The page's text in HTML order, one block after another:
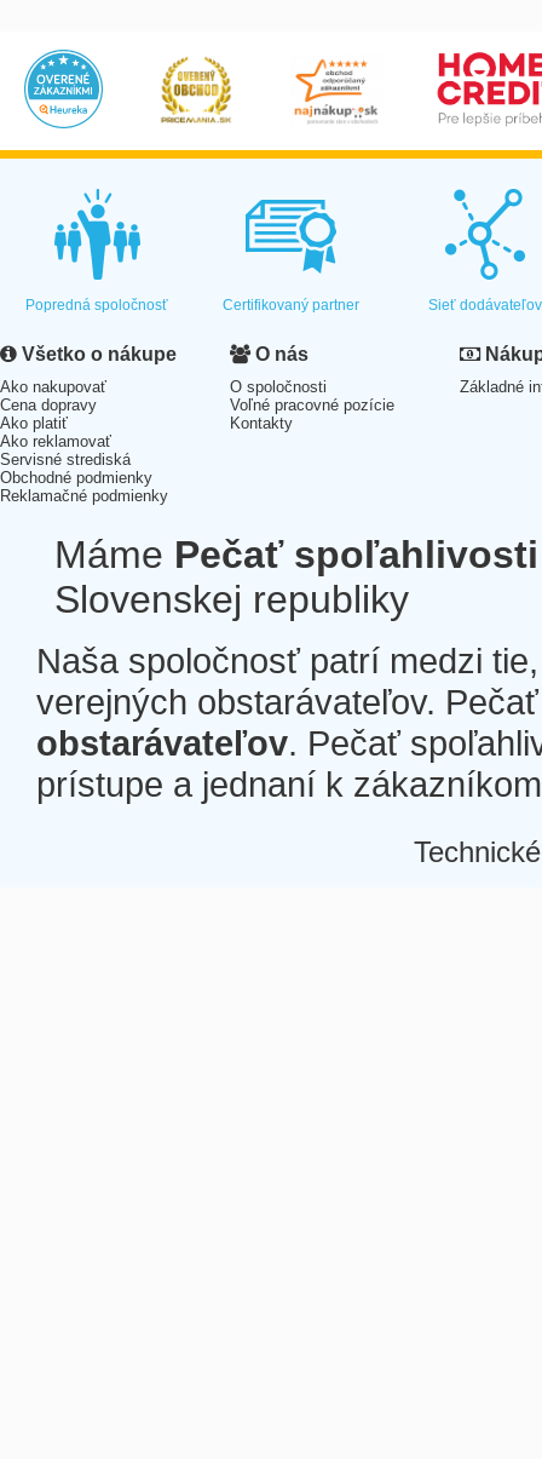
Popredná spoločnosť Certifikovaný partner Sieť dodávateľov
Všetko o nákupe
Ako nakupovať
Cena dopravy
Ako platiť
Ako reklamovať
Servisné strediská
Obchodné podmienky
Reklamačné podmienky
O nás
O spoločnosti
Voľné pracovné pozície
Kontakty
Základné
Máme Pečať spoľahlivosti
Slovenskej republiky
Naša spoločnosť patrí medzi
verejných obstarávateľov.
obstarávateľov. Pečať
prístupe a jednaní k